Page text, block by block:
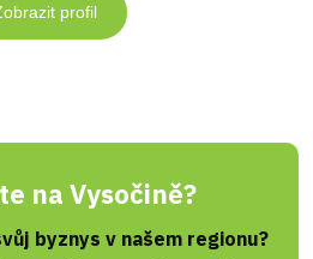
profil
na Vysočině?
byznys v našem regionu?